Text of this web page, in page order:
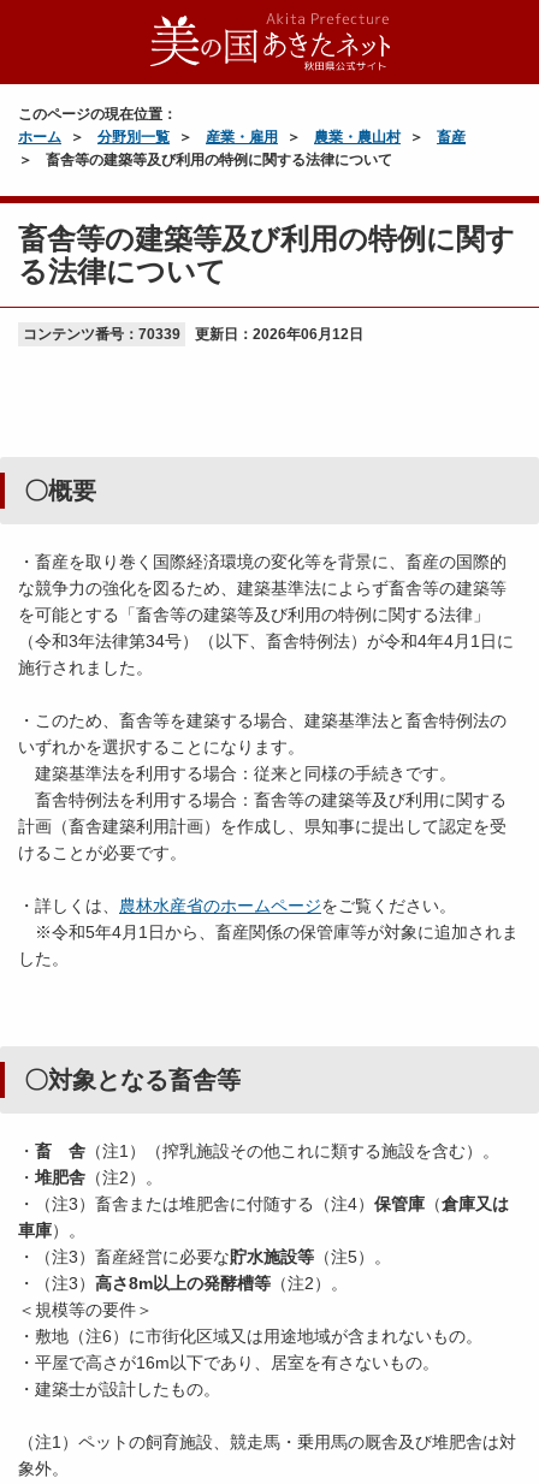
このページの現在位置：
ホーム
分野別一覧 産業・雇用 農業・農山村
畜産
畜舎等の建築等及び利用の特例に関する法律について
畜舎等の建築等及び利用の特例に関す
る法律について
コンテンツ番号：70339 更新日： 2026年06月12日
〇概要
・畜産を取り巻く国際経済環境の変化等を背景に、畜産の国際的
な競争力の強化を図るため、建築基準法によらず畜舎等の建築等
を可能とする「畜舎等の建築等及び利用の特例に関する法律」
（令和3年法律第34号）（以下、畜舎特例法）が令和4年4月1日に
施行されました。
・このため、畜舎等を建築する場合、建築基準法と畜舎特例法の
いずれかを選択することになります。
建築基準法を利用する場合：従来と同様の手続きです。
畜舎特例法を利用する場合：畜舎等の建築等及び利用に関する
計画（畜舎建築利用計画）を作成し、県知事に提出して認定を受
けることが必要です。
・詳しくは、 農林水産省のホームページをご覧ください。
※令和5年4月1日から、畜産関係の保管庫等が対象に追加されま
した。
〇対象となる畜舎等
・ 畜 舎 （注1）（搾乳施設その他これに類する施設を含む）。
・ 堆肥舎 （注2）。
・（注3）畜舎または堆肥舎に付随する（注4） 保管庫 （倉庫又は
車庫）。
・（注3）畜産経営に必要な貯水施設等 （注5）。
・（注3） 高さ8m以上の発酵槽等 （注2）。
＜規模等の要件＞
・敷地（注6）に市街化区域又は用途地域が含まれないもの。
・平屋で高さが16m以下であり、居室を有さないもの。
・建築士が設計したもの。
（注1）ペットの飼育施設、競走馬・乗用馬の厩舎及び堆肥舎は対
象外。